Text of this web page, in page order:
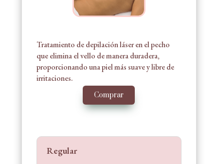
Tratamiento de depilación láser en el pecho
que elimina el vello de manera duradera,
proporcionando una piel más suave y libre de
irritaciones.
Comprar
Regular